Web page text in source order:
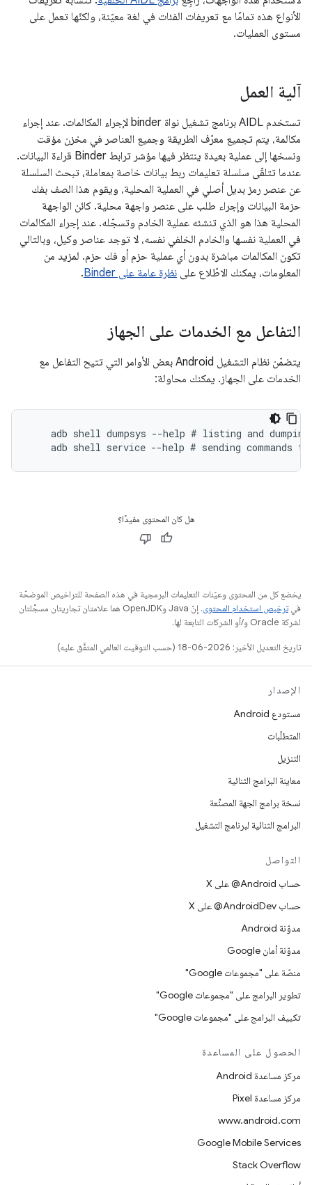
الأنواع هذه تمامًا مع تعريفات الفئات في لغة معيّنة، ولكنّها تعمل على
مستوى العمليات.
آلية العمل
تستخدم AIDL برنامج تشغيل نواة binder لإجراء المكالمات. عند إجراء
مكالمة، يتم تجميع معرّف الطريقة وجميع العناصر في مخزن مؤقت
ونسخها إلى عملية بعيدة ينتظر فيها مؤشر ترابط Binder قراءة البيانات.
عندما تتلقّى سلسلة تعليمات ربط بيانات خاصة بمعاملة، تبحث السلسلة
عن عنصر رمز بديل أصلي في العملية المحلية، ويقوم هذا الصف بفك
حزمة البيانات وإجراء طلب على عنصر واجهة محلية. كائن الواجهة
المحلية هذا هو الذي تنشئه عملية الخادم وتسجّله. عند إجراء المكالمات
في العملية نفسها والخادم الخلفي نفسه، لا توجد عناصر وكيل، وبالتالي
تكون المكالمات مباشرة بدون أي عملية حزم أو فك حزم. لمزيد من
المعلومات، يمكنك الاطّلاع على نظرة عامة على Binder .
التفاعل مع الخدمات على الجهاز
يتضمّن نظام التشغيل Android بعض الأوامر التي تتيح التفاعل مع
الخدمات على الجهاز. يمكنك محاولة:
adb shell dumpsys --help # listing and
هل كان المحتوى مفيدًا؟
يخضع كل من المحتوى وعيّنات التعليمات البرمجية في هذه الصفحة للتراخيص الموضحّة
فيترخيص استخدام المحتوى
. إنّ Java وOpenJDK هما علامتان تجاريتان مسجَّلتان
لشركة Oracle و/أو الشركات التابعة لها.
تاريخ التعديل الأخير: 2026-06-18 (حسب التوقيت العالمي المتفَّق عليه)
الإصدار
مستودع Android
المتطلّبات
التنزيل
معاينة البرامج الثنائية
نسخة برامج الجهة المصنِّعة
البرامج الثنائية لبرنامج التشغيل
التواصل
حساب ‎@Android على X
حساب ‎@AndroidDev على X
مدوّنة Android
مدوّنة أمان Google
منصّة على "مجموعات Google"
تطوير البرامج على "مجموعات Google"
تكييف البرامج على "مجموعات Google"
الحصول على المساعدة
مركز مساعدة Android
مركز مساعدة Pixel
www.android.com
Google Mobile Services
Stack Overflow